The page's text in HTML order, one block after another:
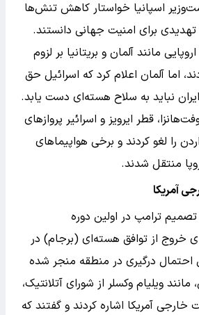
اسپانیا خواستار کاهش تنش‌ها
برای امنیت جهانی دانستند.
مانند آلمان و بریتانیا بر لزوم
اما آلمان اعلام کرد که اسرائیل حق
ایران نباید به سلاح هسته‌ای دست یابد.
قطر ایرویز و اسرائیر پروازهای
را لغو کردند و برخی هواپیماهای
منتقل شدند.
آمریکا
ترامپ در اولین دوره
خروج از توافق هسته‌ای (برجام) در
افزایش احتمال درگیری در منطقه منجر شده
ویلیام وکسلر از شورای آتلانتیک،
آمریکا اشاره کردند و گفتند که